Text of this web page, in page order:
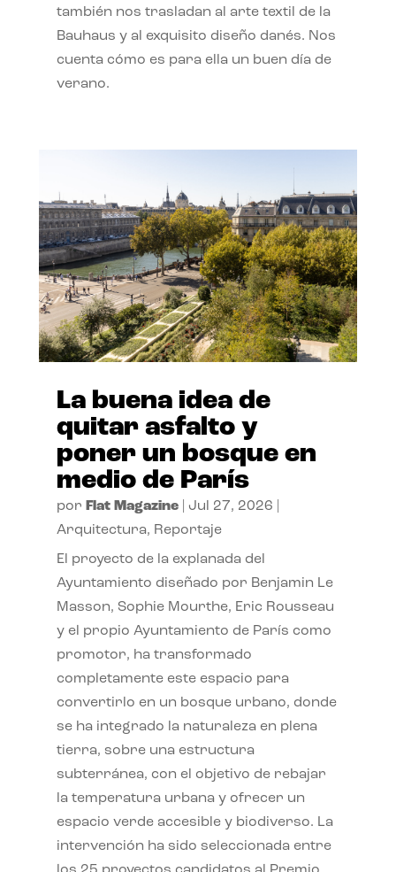
también nos trasladan al arte textil de la
Bauhaus y al exquisito diseño danés. Nos
cuenta cómo es para ella un buen día de
verano.
La buena idea de
quitar asfalto y
poner un bosque en
medio de París
por Flat Magazine| Jul 27, 2026
Arquitectura, Reportaje
El proyecto de la explanada del
Ayuntamiento diseñado por Benjamin Le
Masson, Sophie Mourthe, Eric Rousseau
y el propio Ayuntamiento de París como
promotor, ha transformado
completamente este espacio para
convertirlo en un bosque urbano, donde
se ha integrado la naturaleza en plena
tierra, sobre una estructura
subterránea, con el objetivo de rebajar
la temperatura urbana y ofrecer un
espacio verde accesible y biodiverso. La
intervención ha sido seleccionada entre